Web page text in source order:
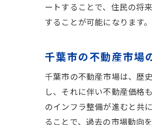
ートすることで、住民の将
することが可能になります。
千葉市の不動産市場
千葉市の不動産市場は、歴
し、それに伴い不動産価格
のインフラ整備が進むと共
ることで、過去の市場動向